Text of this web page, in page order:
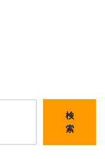
検
索